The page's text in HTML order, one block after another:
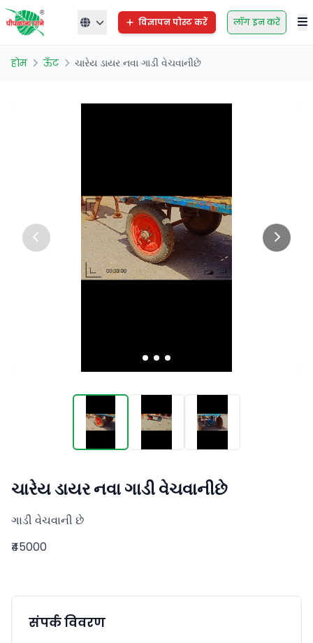
विज्ञापन पोस्ट करें लॉग इन करें
होम ऊँट ચારેય ડાયર નવા ગાડી વેચવાનીછે
ચારેય ડાયર નવા ગાડી વેચવાનીછે
ગાડી વેચવાની છે
₹45000
संपर्क विवरण